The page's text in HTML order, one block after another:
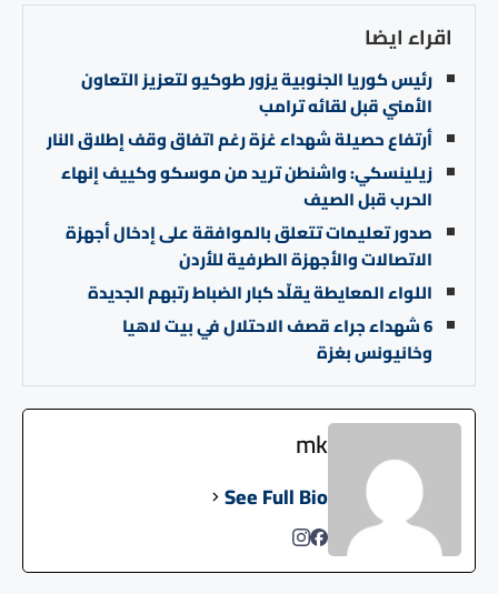
اقراء ايضا
رئيس كوريا الجنوبية يزور طوكيو لتعزيز التعاون
الأمني قبل لقائه ترامب
أرتفاع حصيلة شهداء غزة رغم اتفاق وقف إطلاق النار
زيلينسكي: واشنطن تريد من موسكو وكييف إنهاء
الحرب قبل الصيف
صدور تعليمات تتعلق بالموافقة على إدخال أجهزة
الاتصالات والأجهزة الطرفية للأردن
اللواء المعايطة يقلّد كبار الضباط رتبهم الجديدة
6 شهداء جراء قصف الاحتلال في بيت لاهيا
وخانيونس بغزة
mk
See Full Bio